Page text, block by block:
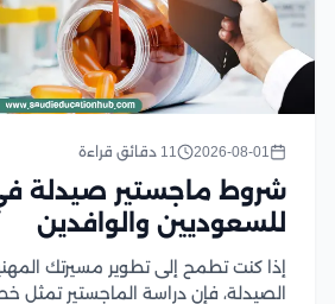
2026-08-01 11 دقائق قراءة
شروط ماجستير صيدلة
للسعوديين والوافدين
إذا كنت تطمح إلى تطوير مسيرتك
الصيدلة، فإن دراسة الماجستير